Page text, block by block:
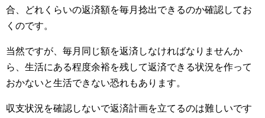
合、どれくらいの返済額を毎月捻出できるのか確認してお
くのです。
当然ですが、毎月同じ額を返済しなければなりませんか
ら、生活にある程度余裕を残して返済できる状況を作って
おかないと生活できない恐れもあります。
収支状況を確認しないで返済計画を立てるのは難しいです